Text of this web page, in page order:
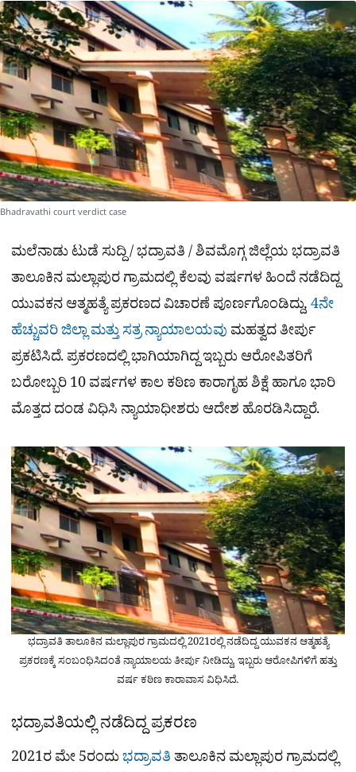
p
p
o
k
a
m
a
r
e
Bhadravathi court verdict case
ಮಲೆನಾಡು ಟುಡೆ ಸುದ್ದಿ / ಭದ್ರಾವತಿ / ಶಿವಮೊಗ್ಗ ಜಿಲ್ಲೆಯ ಭದ್ರಾವತಿ
ತಾಲೂಕಿನ ಮಲ್ಲಾಪುರ ಗ್ರಾಮದಲ್ಲಿ ಕೆಲವು ವರ್ಷಗಳ ಹಿಂದೆ ನಡೆದಿದ್ದ
ಯುವಕನ ಆತ್ಮಹತ್ಯೆ ಪ್ರಕರಣದ ವಿಚಾರಣೆ ಪೂರ್ಣಗೊಂಡಿದ್ದು,4ನೇ
ಹೆಚ್ಚುವರಿ ಜಿಲ್ಲಾ ಮತ್ತು ಸತ್ರ ನ್ಯಾಯಾಲಯವು ಮಹತ್ವದ ತೀರ್ಪು
ಪ್ರಕಟಿಸಿದೆ. ಪ್ರಕರಣದಲ್ಲಿ ಭಾಗಿಯಾಗಿದ್ದ ಇಬ್ಬರು ಆರೋಪಿತರಿಗೆ
ಬರೋಬ್ಬರಿ 10 ವರ್ಷಗಳ ಕಾಲ ಕಠಿಣ ಕಾರಾಗೃಹ ಶಿಕ್ಷೆ ಹಾಗೂ ಭಾರಿ
ಮೊತ್ತದ ದಂಡ ವಿಧಿಸಿ ನ್ಯಾಯಾಧೀಶರು ಆದೇಶ ಹೊರಡಿಸಿದ್ದಾರೆ.
ಭದ್ರಾವತಿ ತಾಲೂಕಿನ ಮಲ್ಲಾಪುರ ಗ್ರಾಮದಲ್ಲಿ 2021ರಲ್ಲಿ ನಡೆದಿದ್ದ ಯುವಕನ ಆತ್ಮಹತ್ಯೆ
ಪ್ರಕರಣಕ್ಕೆ ಸಂಬಂಧಿಸಿದಂತೆ ನ್ಯಾಯಾಲಯ ತೀರ್ಪು ನೀಡಿದ್ದು, ಇಬ್ಬರು ಆರೋಪಿಗಳಿಗೆ ಹತ್ತು
ವರ್ಷ ಕಠಿಣ ಕಾರಾವಾಸ ವಿಧಿಸಿದೆ.
ಭದ್ರಾವತಿಯಲ್ಲಿ ನಡೆದಿದ್ದ ಪ್ರಕರಣ
2021ರ ಮೇ 5ರಂದುಭದ್ರಾವತಿ ತಾಲೂಕಿನ ಮಲ್ಲಾಪುರ ಗ್ರಾಮದಲ್ಲಿ